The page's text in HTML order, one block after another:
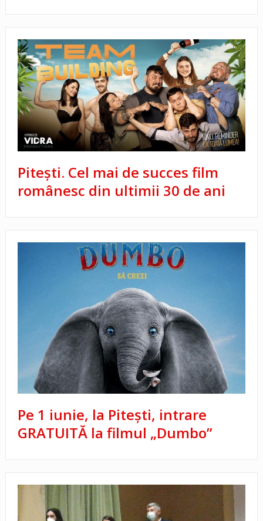
Pitești. Cel mai de succes film
românesc din ultimii 30 de ani
Pe 1 iunie, la Pitești, intrare
GRATUITĂ la filmul „Dumbo”